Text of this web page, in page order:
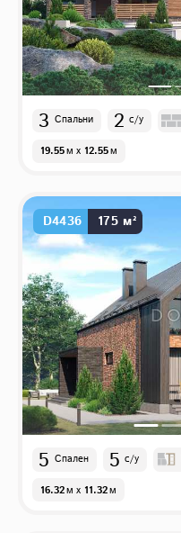
3 Спальни 2 с/у
19.55м x 12.55м
D4436 175 м²
5 Спален 5 с/у
16.32м x 11.32м